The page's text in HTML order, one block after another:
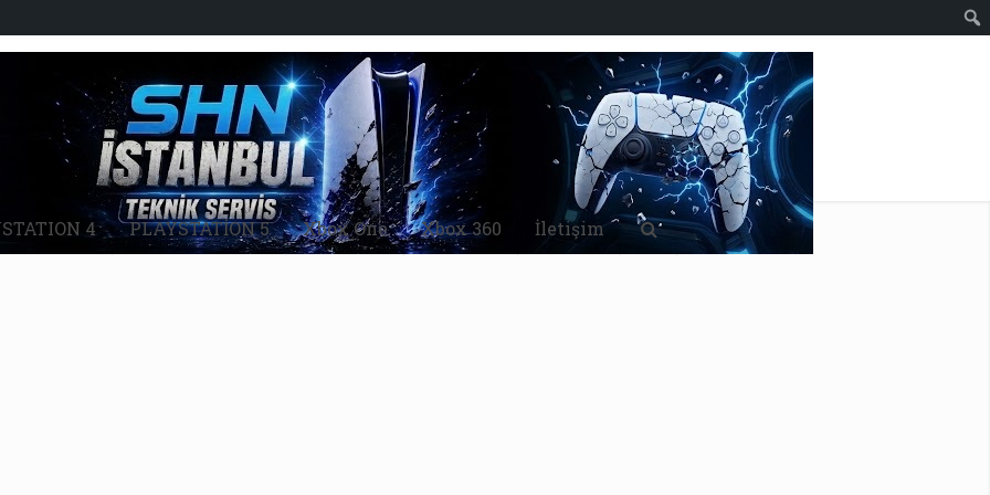
4 PLAYSTATİON 5 Xbox One Xbox 360 İletişim